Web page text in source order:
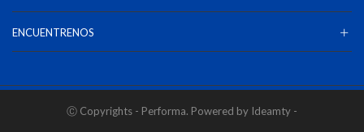
ENCUENTRENOS
Ⓒ Copyrights - Performa. Powered by Ideamty -